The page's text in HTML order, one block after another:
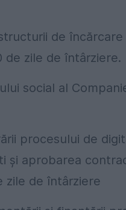
de
zile de întârziere.
social al
procesului de
și aprobarea
zile de întârziere